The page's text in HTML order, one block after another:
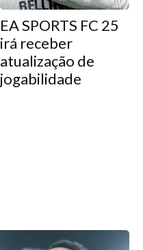
EA SPORTS FC 25
irá receber
atualização de
jogabilidade